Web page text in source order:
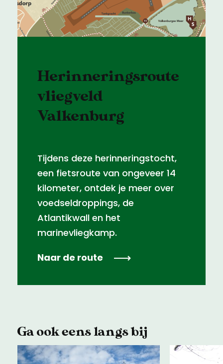
Herinneringsroute
vliegveld
Valkenburg
Tijdens deze herinneringstocht,
een fietsroute van ongeveer 14
kilometer, ontdek je meer over
voedseldroppings, de
Atlantikwall en het
marinevliegkamp.
Naar de route
Ga ook eens langs bij